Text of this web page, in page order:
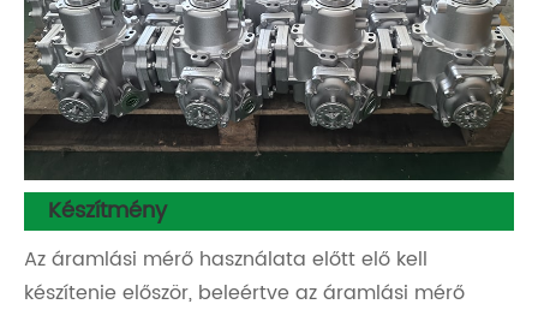
Készítmény
Az áramlási mérő használata előtt elő kell
készítenie először, beleértve az áramlási mérő